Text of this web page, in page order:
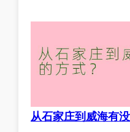
从石家庄到威海有